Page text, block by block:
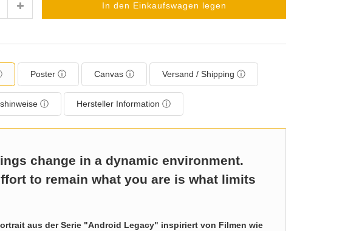
In den Einkaufswagen legen
Poster ⓘ Canvas ⓘ Versand / Shipping ⓘ
ⓘ Hersteller Information ⓘ
change in a dynamic environment.
to remain what you are is what limits
aus der Serie "Android Legacy" inspiriert von Filmen wie